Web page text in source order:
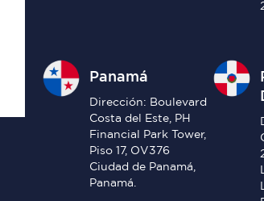
Panamá
Dirección: Boulevard
Costa del Este, PH
Financial Park Tower,
Piso 17, OV376
Ciudad de Panamá,
Panamá.